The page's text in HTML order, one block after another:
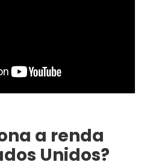
a renda
Unidos?